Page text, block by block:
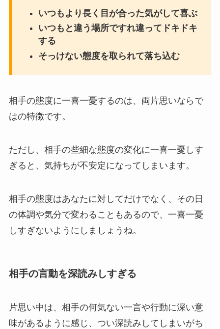
いつもより長く目が合った気がして喜ぶ
いつもと違う場所ですれ違ってドキドキ
する
そっけない態度を取られて落ち込む
相手の態度に一喜一憂するのは、両片思いならで
はの特徴です。
ただし、相手の些細な態度の変化に一喜一憂しす
ぎると、気持ちが不安定になってしまいます。
相手の態度はあなたに対してだけでなく、その日
の体調や気分で変わることもあるので、一喜一憂
しすぎないようにしましょうね。
相手の言動を深読みしすぎる
片思い中は、相手の何気ない一言や行動に深い意
味があるように感じ、つい深読みしてしまいがち